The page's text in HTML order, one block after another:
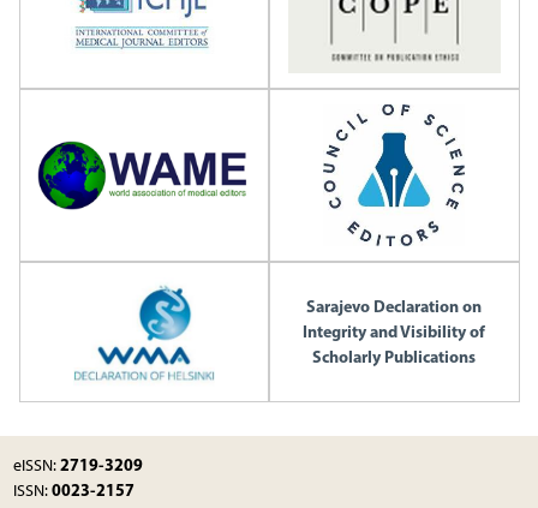
Sarajevo Declaration on
Integrity and Visibility of
Scholarly Publications
eISSN:2719-3209
ISSN:0023-2157